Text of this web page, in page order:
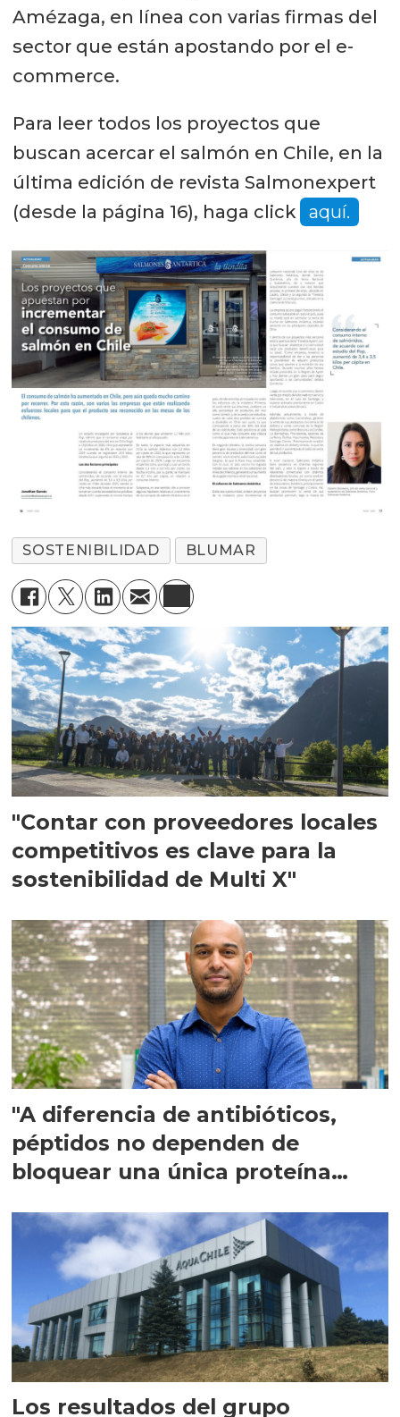
Amézaga, en línea con varias firmas del
sector que están apostando por el e-
commerce.
Para leer todos los proyectos que
buscan acercar el salmón en Chile, en la
última edición de revista Salmonexpert
(desde la página 16), haga click aquí.
SOSTENIBILIDAD BLUMAR
"Contar con proveedores locales
competitivos es clave para la
sostenibilidad de Multi X"
"A diferencia de antibióticos,
péptidos no dependen de
bloquear una única proteína
Los resultados del grupo